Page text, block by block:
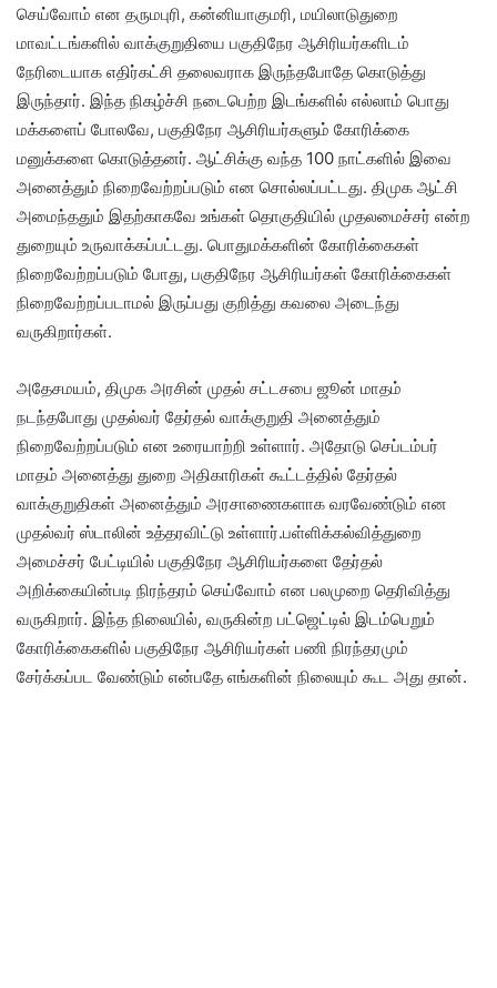
செய்வோம் என தருமபுரி, கன்னியாகுமரி, மயிலாடுதுறை
மாவட்டங்களில் வாக்குறுதியை பகுதிநேர ஆசிரியர்களிடம்
நேரிடையாக எதிர்கட்சி தலைவராக இருந்தபோதே கொடுத்து
இருந்தார். இந்த நிகழ்ச்சி நடைபெற்ற இடங்களில் எல்லாம் பொது
மக்களைப் போலவே, பகுதிநேர ஆசிரியர்களும் கோரிக்கை
மனுக்களை கொடுத்தனர். ஆட்சிக்கு வந்த 100 நாட்களில் இவை
அனைத்தும் நிறைவேற்றப்படும் என சொல்லப்பட்டது. திமுக ஆட்சி
அமைந்ததும் இதற்காகவே உங்கள் தொகுதியில் முதலமைச்சர் என்ற
துறையும் உருவாக்கப்பட்டது. பொதுமக்களின் கோரிக்கைகள்
நிறைவேற்றப்படும் போது, பகுதிநேர ஆசிரியர்கள் கோரிக்கைகள்
நிறைவேற்றப்படாமல் இருப்பது குறித்து கவலை அடைந்து
வருகிறார்கள்.
அதேசமயம், திமுக அரசின் முதல் சட்டசபை ஜூன் மாதம்
நடந்தபோது முதல்வர் தேர்தல் வாக்குறுதி அனைத்தும்
நிறைவேற்றப்படும் என உரையாற்றி உள்ளார். அதோடு செப்டம்பர்
மாதம் அனைத்து துறை அதிகாரிகள் கூட்டத்தில் தேர்தல்
வாக்குறுதிகள் அனைத்தும் அரசாணைகளாக வரவேண்டும் என
முதல்வர் ஸ்டாலின் உத்தரவிட்டு உள்ளார்.பள்ளிக்கல்வித்துறை
அமைச்சர் பேட்டியில் பகுதிநேர ஆசிரியர்களை தேர்தல்
அறிக்கையின்படி நிரந்தரம் செய்வோம் என பலமுறை தெரிவித்து
வருகிறார். இந்த நிலையில், வருகின்ற பட்ஜெட்டில் இடம்பெறும்
கோரிக்கைகளில் பகுதிநேர ஆசிரியர்கள் பணி நிரந்தரமும்
சேர்க்கப்பட வேண்டும் என்பதே எங்களின் நிலையும் கூட அது தான்.